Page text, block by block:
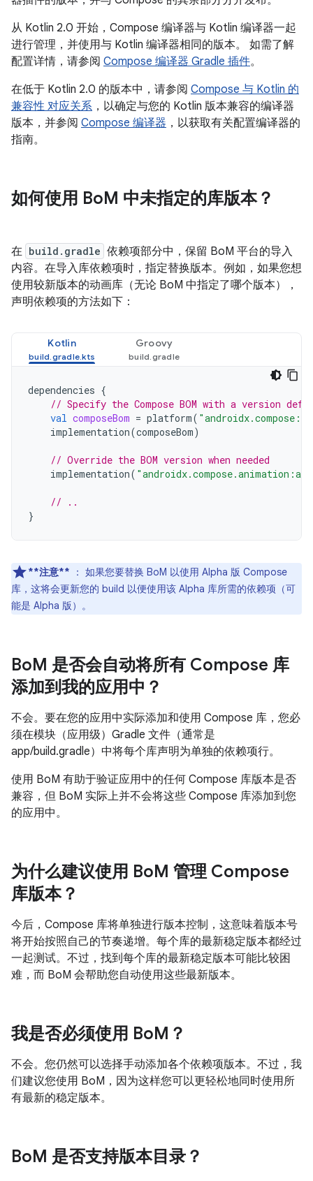
从 Kotlin 2.0 开始，Compose 编译器与 Kotlin 编译器一起
进行管理，并使用与 Kotlin 编译器相同的版本。 如需了解
配置详情，请参阅 Compose 编译器 Gradle 插件。
在低于 Kotlin 2.0 的版本中，请参阅 Compose 与 Kotlin 的
兼容性 对应关系 ，以确定与您的 Kotlin 版本兼容的编译器
版本，并参阅 Compose 编译器 ，以获取有关配置编译器的
指南。
如何使用 BoM 中未指定的库版本？
在 build.gradle 依赖项部分中，保留 BoM 平台的导入
内容。在导入库依赖项时，指定替换版本。例如，如果您想
使用较新版本的动画库（无论 BoM 中指定了哪个版本），
声明依赖项的方法如下：
Kotlin Groovy
dependencies {
// Specify the Compose BOM with a version
val composeBom = platform(
implementation(composeBom)
// Override the BOM version when needed
implementation(
// ..
}
**注意** ： 如果您要替换 BoM 以使用 Alpha 版 Compose
库，这将会更新您的 build 以便使用该 Alpha 库所需的依赖项（可
能是 Alpha 版）。
BoM 是否会自动将所有 Compose 库
添加到我的应用中？
不会。要在您的应用中实际添加和使用 Compose 库，您必
须在模块（应用级）Gradle 文件（通常是
app/build.gradle）中将每个库声明为单独的依赖项行。
使用 BoM 有助于验证应用中的任何 Compose 库版本是否
兼容，但 BoM 实际上并不会将这些 Compose 库添加到您
的应用中。
为什么建议使用 BoM 管理 Compose
库版本？
今后，Compose 库将单独进行版本控制，这意味着版本号
将开始按照自己的节奏递增。每个库的最新稳定版本都经过
一起测试。不过，找到每个库的最新稳定版本可能比较困
难，而 BoM 会帮助您自动使用这些最新版本。
我是否必须使用 BoM？
不会。您仍然可以选择手动添加各个依赖项版本。不过，我
们建议您使用 BoM，因为这样您可以更轻松地同时使用所
有最新的稳定版本。
BoM 是否支持版本目录？